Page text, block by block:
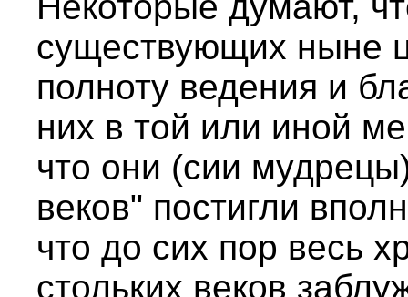
существующих ныне
полноту ведения и
них в той или иной
что они (сии
веков" постигли
что до сих пор весь
стольких веков